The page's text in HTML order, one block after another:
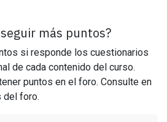
más puntos?
si responde los cuestionarios
de cada contenido del curso.
puntos en el foro. Consulte en
del foro.